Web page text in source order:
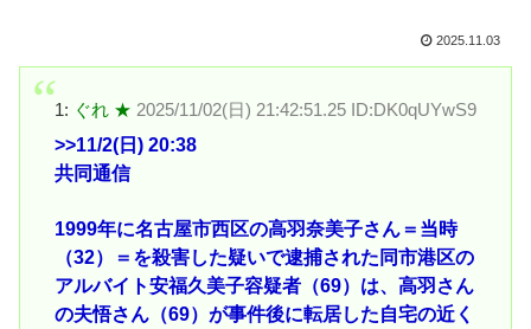
2025.11.03
1: ぐれ ★ 2025/11/02(日) 21:42:51.25 ID:DK0qUYwS9
>>11/2(日) 20:38
共同通信
1999年に名古屋市西区の高羽奈美子さん＝当時
（32）＝を殺害した疑いで逮捕された同市港区の
アルバイト安福久美子容疑者（69）は、高羽さん
の夫悟さん（69）が事件後に転居した自宅の近く